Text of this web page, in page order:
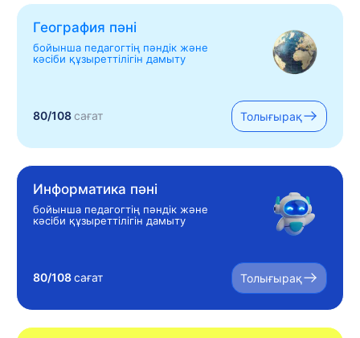
География пәні
бойынша педагогтің пәндік және
кәсіби құзыреттілігін дамыту
80/108сағат Толығырақ
Информатика пәні
бойынша педагогтің пәндік және
кәсіби құзыреттілігін дамыту
80/108сағат Толығырақ